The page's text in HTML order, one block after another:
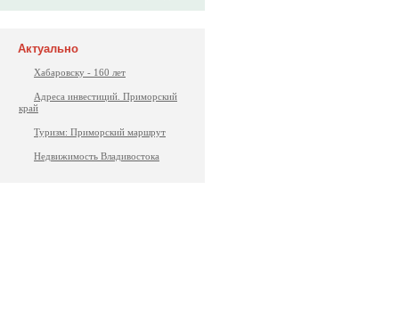
Актуально
Хабаровску - 160 лет
Адреса инвестиций. Приморский
край
Туризм: Приморский маршрут
Недвижимость Владивостока